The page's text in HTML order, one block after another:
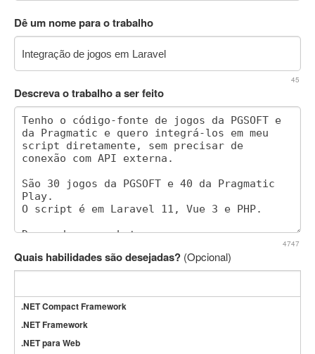
Dê um nome para o trabalho
45
Descreva o trabalho a ser feito
4747
Quais habilidades são desejadas? (Opcional)
.NET Compact Framework
.NET Framework
.NET para Web